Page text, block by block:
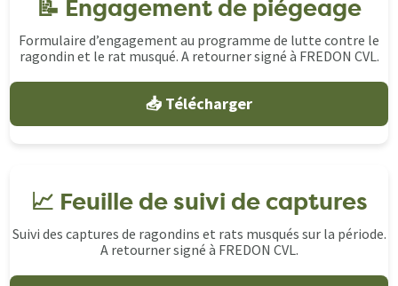
📝 Engagement de piégeage
Formulaire d’engagement au programme de lutte contre le
ragondin et le rat musqué. A retourner signé à FREDON CVL.
📥 Télécharger
📈 Feuille de suivi de captures
Suivi des captures de ragondins et rats musqués sur la période.
A retourner signé à FREDON CVL.